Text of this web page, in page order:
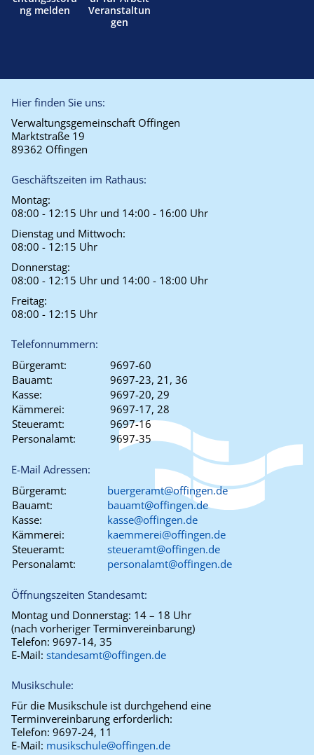
ng melden
Veranstaltun
gen
Hier finden Sie uns:
Verwaltungsgemeinschaft Offingen
Marktstraße 19
89362 Offingen
Geschäftszeiten im Rathaus:
Montag:
08:00 - 12:15 Uhr und 14:00 - 16:00 Uhr
Dienstag und Mittwoch:
08:00 - 12:15 Uhr
Donnerstag:
08:00 - 12:15 Uhr und 14:00 - 18:00 Uhr
Freitag:
08:00 - 12:15 Uhr
Telefonnummern:
Bürgeramt:
9697-60
Bauamt:
9697-23, 21, 36
Kasse:
9697-20, 29
Kämmerei:
9697-17, 28
Steueramt:
9697-16
Personalamt:
9697-35
E-Mail Adressen:
Bürgeramt:
buergeramt@offingen.de
Bauamt:
bauamt@offingen.de
Kasse:
kasse@offingen.de
Kämmerei:
kaemmerei@offingen.de
Steueramt:
steueramt@offingen.de
Personalamt:
personalamt@offingen.de
Öffnungszeiten Standesamt:
Montag und Donnerstag: 14 – 18 Uhr
(nach vorheriger Terminvereinbarung)
Telefon: 9697-14, 35
E-Mail: standesamt@offingen.de
Musikschule:
Für die Musikschule ist durchgehend eine
Terminvereinbarung erforderlich:
Telefon: 9697-24, 11
E-Mail: musikschule@offingen.de